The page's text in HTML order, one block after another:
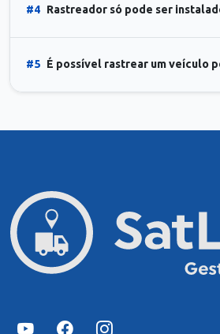
#4 Rastreador só pode ser
#5 É possível rastrear um veículo